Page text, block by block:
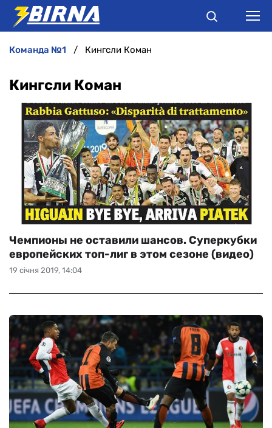
ІНТЕРВ'Ю
РІЗНЕ
БУКМЕКЕРИ
команда №1 Кингсли Коман
Кингсли Коман
19 січня 2019, 14:04
Чемпионы не оставили шансов. Суперкубки
европейских топ-лиг в этом сезоне (видео)